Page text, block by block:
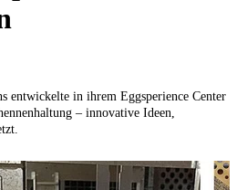
entwickelte in ihrem Eggsperience Center
– innovative Ideen,